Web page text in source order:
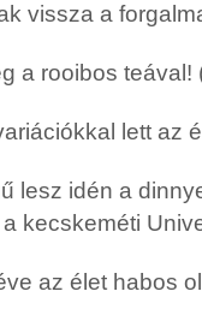
vissza a
a rooibos teával!
lett az
lesz idén a
kecskeméti
az élet habos